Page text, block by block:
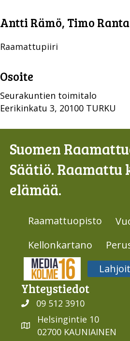
Antti Rämö, Timo
Raamattupiiri
Osoite
Seurakuntien toimitalo
Eerikinkatu 3, 20100 TURKU
Suomen
Säätiö. Raamattu
elämää.
Raamattuopisto
Kellonkartano
Media316
Yhteys­tiedot
09 512 3910
Helsingintie 10
02700 KAUNIAINEN